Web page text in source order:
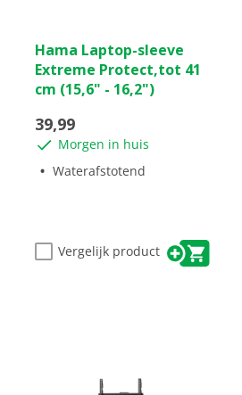
van
de
5
Hama Laptop-sleeve
Extreme Protect,tot 41
cm (15,6" - 16,2")
39,99
Morgen in huis
Waterafstotend
Vergelijk product